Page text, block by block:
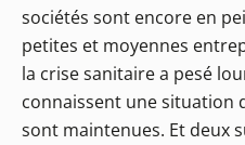
sociétés sont encore en
petites et moyennes
la crise sanitaire a pesé
connaissent une situation
sont maintenues. Et deux